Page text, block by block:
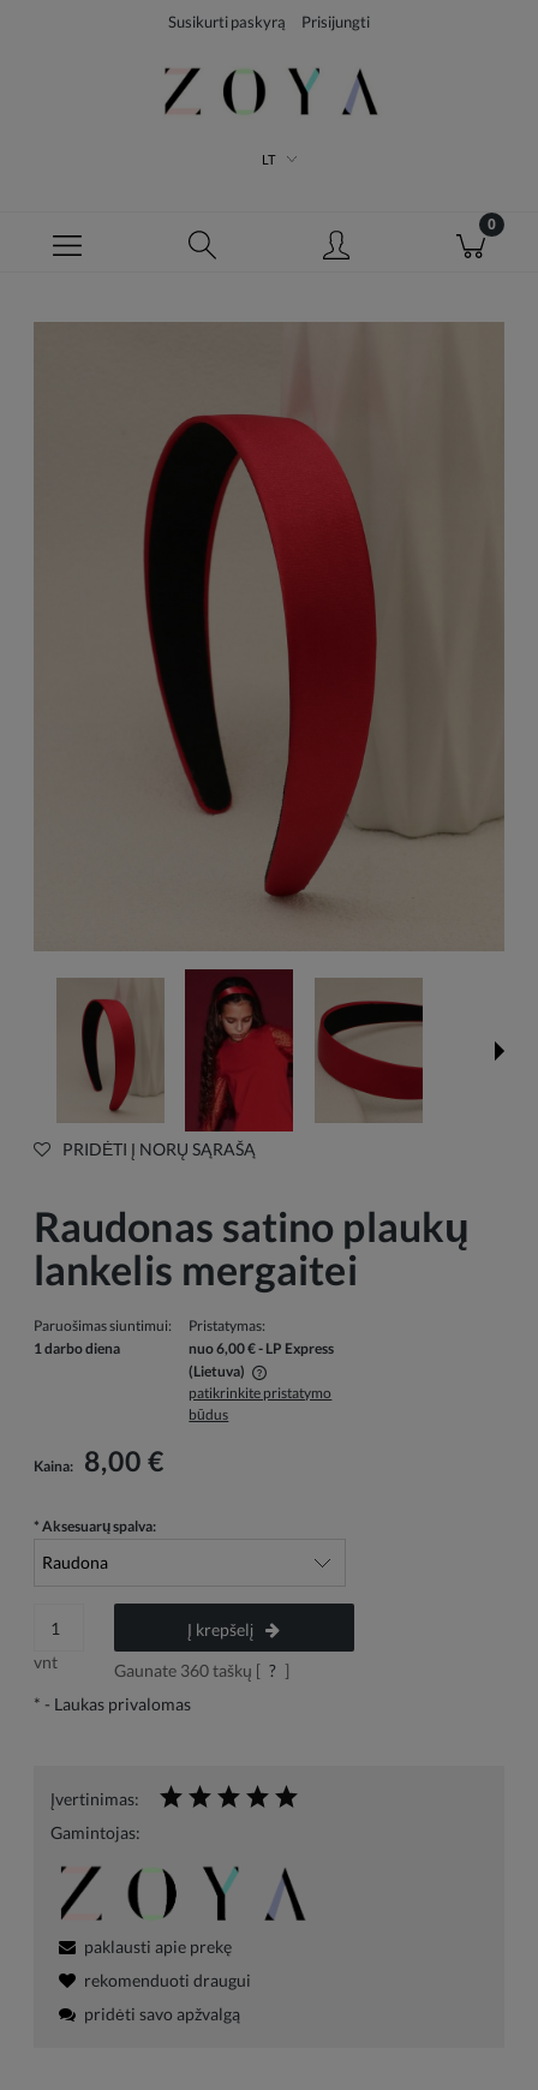
Susikurti paskyrą Prisijungti
LT
PRIDĖTI Į NORŲ SĄRAŠĄ
Raudonas satino plaukų
lankelis mergaitei
Paruošimas siuntimui:
1 darbo diena
Pristatymas:
nuo 6,00 €- LP Express
(Lietuva)
Į kainą neįskaičiuotos galimos mokėjimo išlaidos
patikrinkite pristatymo
būdus
Kaina: 8,00 €
* Aksesuarų spalva:
vnt
Į krepšelį
Gaunate 360taškų [ ? ]
* - Laukas privalomas
Įvertinimas:
Gamintojas:
paklausti apie prekę
rekomenduoti draugui
pridėti savo apžvalgą